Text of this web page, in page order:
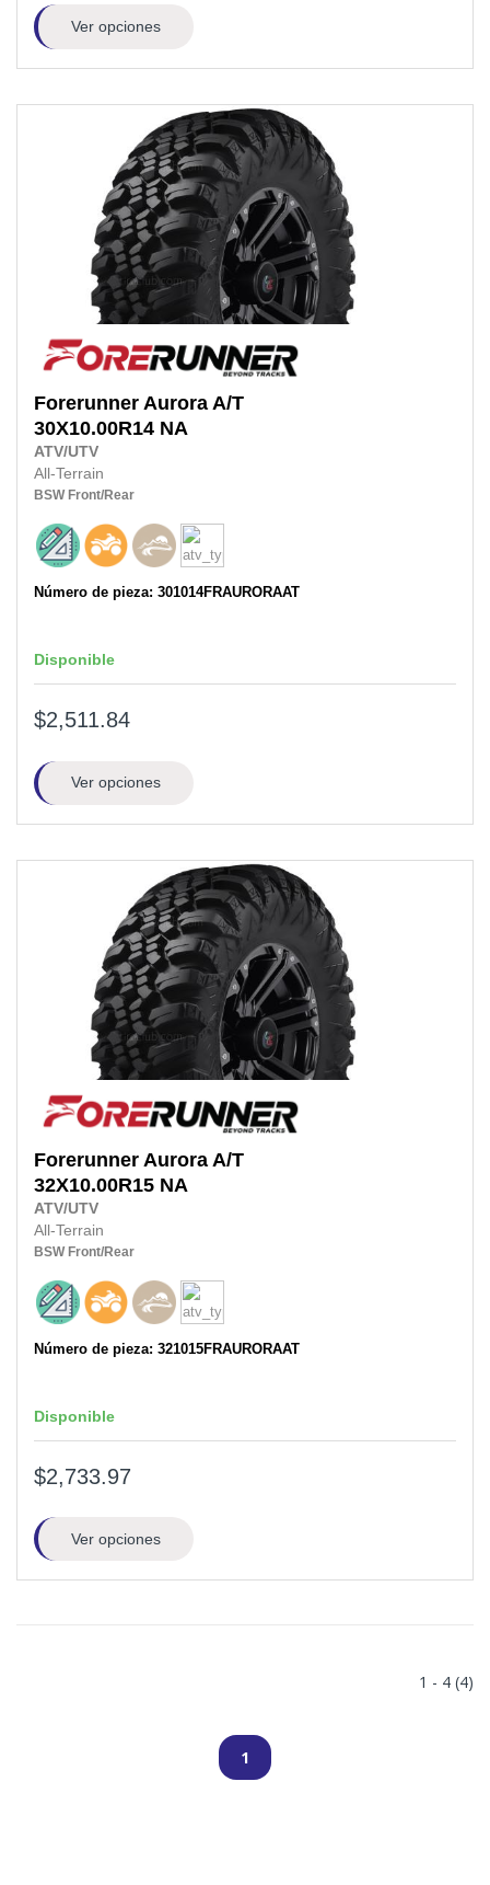
Ver opciones
Forerunner Aurora A/T
30X10.00R14 NA
ATV/UTV
All-Terrain
BSW Front/Rear
Número de pieza: 301014FRAURORAAT
Disponible
$2,511.84
Ver opciones
Forerunner Aurora A/T
32X10.00R15 NA
ATV/UTV
All-Terrain
BSW Front/Rear
Número de pieza: 321015FRAURORAAT
Disponible
$2,733.97
Ver opciones
1 - 4 (4)
1